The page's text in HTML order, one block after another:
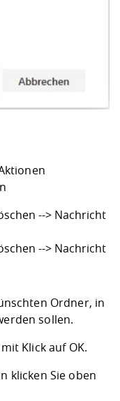
--> Nachricht
--> Nachricht
Ordner, in
sollen.
Klick auf OK.
klicken Sie oben